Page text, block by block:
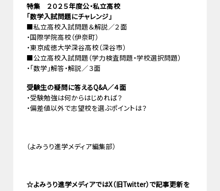
特集 ２０２５年度公・私立高校
「数学入試問題にチャレンジ」
■私立高校入試問題＆解説／２面
・国際学院高校（伊奈町）
・東京成徳大学深谷高校（深谷市）
■公立高校入試問題（学力検査問題・学校選択問題）
・「数学」解答・解説／３面
受験生の疑問に答えるQ&A／４面
・受験勉強は何からはじめれば？
・偏差値以外で志望校を選ぶポイントは？
（よみうり進学メディア編集部）
☆よみうり進学メディアではX（旧Twitter）で記事更新を